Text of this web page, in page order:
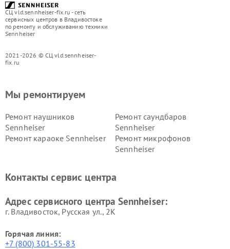
СЦ vld.sennheiser-fix.ru - сеть
сервисных центров в Владивостоке
по ремонту и обслуживанию техники
Sennheiser
2021-2026 © СЦ vld.sennheiser-
fix.ru
Мы ремонтируем
Ремонт наушников
Sennheiser
Ремонт саундбаров
Sennheiser
Ремонт караоке Sennheiser
Ремонт микрофонов
Sennheiser
Контакты сервис центра
Адрес сервисного центра Sennheiser:
г. Владивосток, Русская ул., 2К
Горячая линия:
+7 (800) 301-55-83